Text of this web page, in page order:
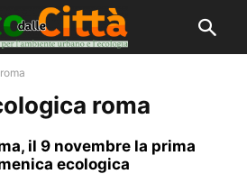
roma
il 9 novembre la prima
ecologica